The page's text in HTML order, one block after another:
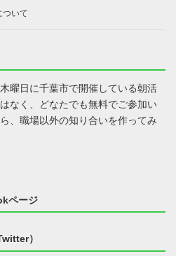
ついて
曜日に千葉市で開催している朝活
なく、どなたでも無料でご参加い
、職場以外の知り合いを作ってみ
ページ
）